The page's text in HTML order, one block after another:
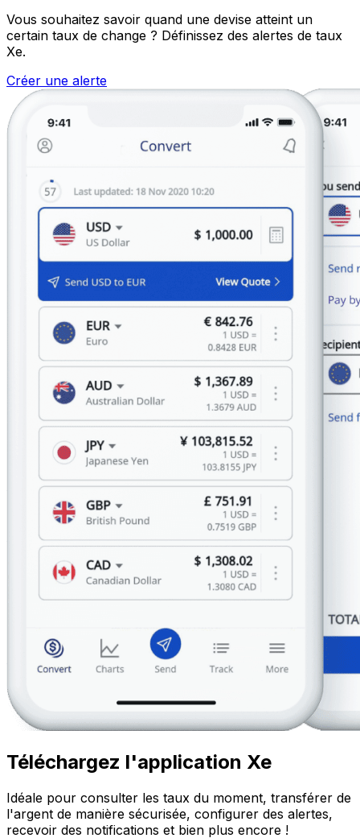
Vous souhaitez savoir quand une devise atteint un
certain taux de change ? Définissez des alertes de taux
Xe.
Créer une alerte
Téléchargez l'application Xe
Idéale pour consulter les taux du moment, transférer de
l'argent de manière sécurisée, configurer des alertes,
recevoir des notifications et bien plus encore !